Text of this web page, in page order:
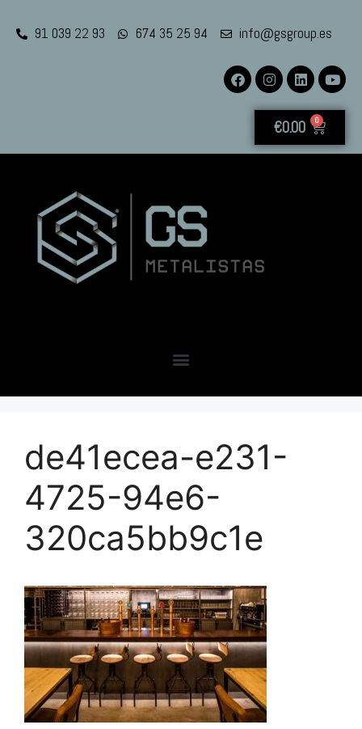
91 039 22 93 674 35 25 94 info@gsgroup.es
€0.00 0
de41ecea-e231-
4725-94e6-
320ca5bb9c1e